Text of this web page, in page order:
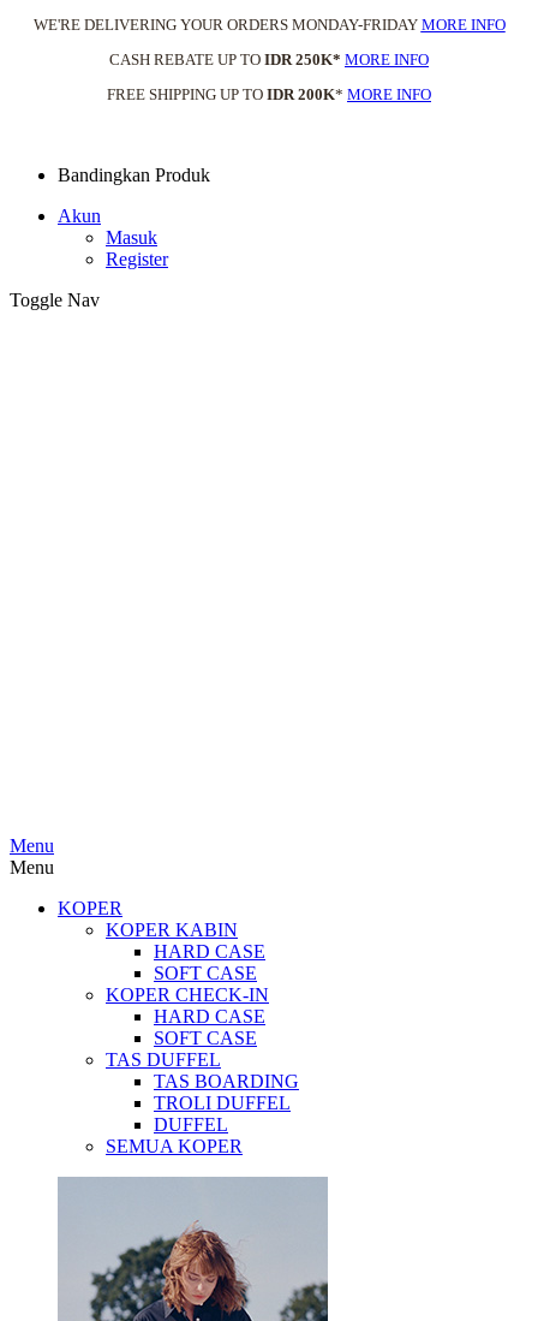
WE'RE DELIVERING YOUR ORDERS MONDAY-FRIDAY MORE INFO
CASH REBATE UP TO IDR 250K* MORE INFO
FREE SHIPPING UP TO IDR 200K* MORE INFO
Bandingkan Produk
Akun
Masuk
Register
Toggle Nav
Menu
Menu
KOPER
KOPER KABIN
HARD CASE
SOFT CASE
KOPER CHECK-IN
HARD CASE
SOFT CASE
TAS DUFFEL
TAS BOARDING
TROLI DUFFEL
DUFFEL
SEMUA KOPER